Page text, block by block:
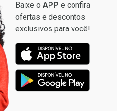
Baixe o APP e confira
ofertas e descontos
exclusivos para você!